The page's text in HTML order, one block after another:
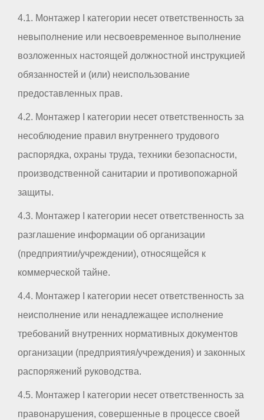
4.1. Монтажер I категории несет ответственность за
невыполнение или несвоевременное выполнение
возложенных настоящей должностной инструкцией
обязанностей и (или) неиспользование
предоставленных прав.
4.2. Монтажер I категории несет ответственность за
несоблюдение правил внутреннего трудового
распорядка, охраны труда, техники безопасности,
производственной санитарии и противопожарной
защиты.
4.3. Монтажер I категории несет ответственность за
разглашение информации об организации
(предприятии/учреждении), относящейся к
коммерческой тайне.
4.4. Монтажер I категории несет ответственность за
неисполнение или ненадлежащее исполнение
требований внутренних нормативных документов
организации (предприятия/учреждения) и законных
распоряжений руководства.
4.5. Монтажер I категории несет ответственность за
правонарушения, совершенные в процессе своей